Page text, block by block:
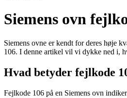
Siemens ovn
Siemens ovne er kendt for deres høje
106. I denne artikel vil vi dykke ned i,
Hvad betyder fejlkode
Fejlkode 106 på en Siemens ovn